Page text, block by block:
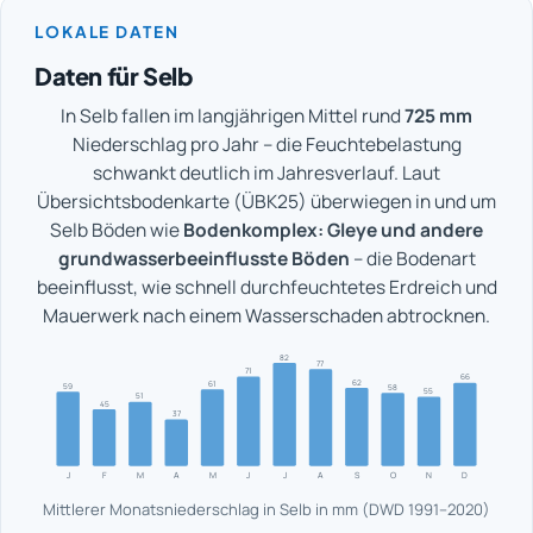
LOKALE DATEN
Daten für Selb
In Selb fallen im langjährigen Mittel rund725 mm
Niederschlag pro Jahr – die Feuchtebelastung
schwankt deutlich im Jahresverlauf. Laut
Übersichtsbodenkarte (ÜBK25) überwiegen in und um
Selb Böden wieBodenkomplex: Gleye und andere
grundwasserbeeinflusste Böden – die Bodenart
beeinflusst, wie schnell durchfeuchtetes Erdreich und
Mauerwerk nach einem Wasserschaden abtrocknen.
J
59
F
45
M
51
A
37
M
61
J
71
J
82
A
77
S
62
O
58
N
55
D
66
Mittlerer Monatsniederschlag in Selb in mm (DWD 1991–2020)